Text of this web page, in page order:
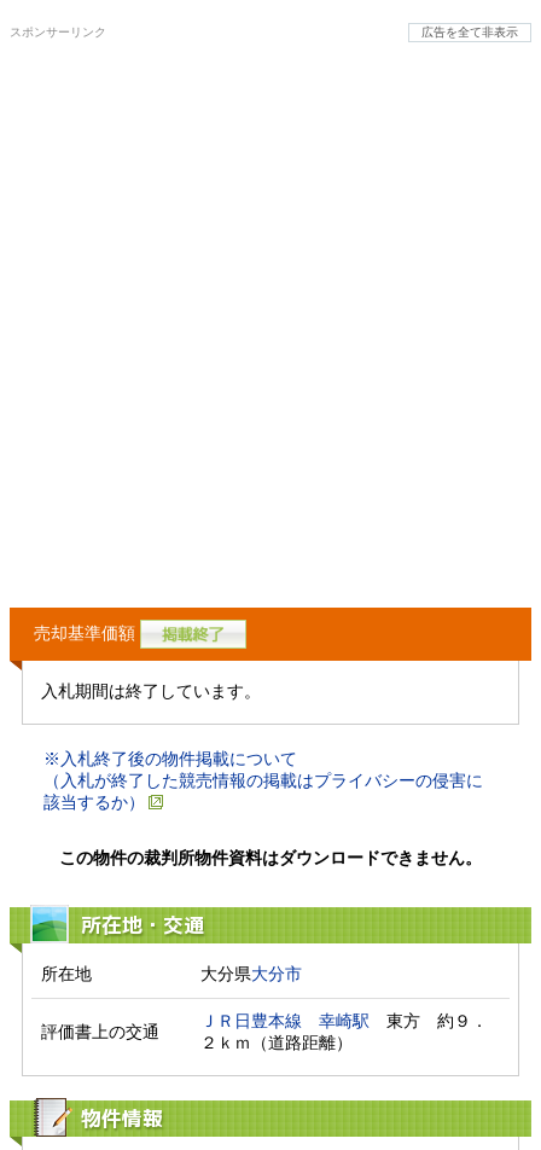
スポンサーリンク 広告を全て非表示
売却基準価額
入札期間は終了しています。
※入札終了後の物件掲載について
（入札が終了した競売情報の掲載はプライバシーの侵害に
該当するか）
この物件の裁判所物件資料はダウンロードできません。
所在地・交通
所在地 大分県大分市
評価書上の交通
ＪＲ日豊本線 幸崎駅 東方　約９．
２ｋｍ（道路距離）
物件情報